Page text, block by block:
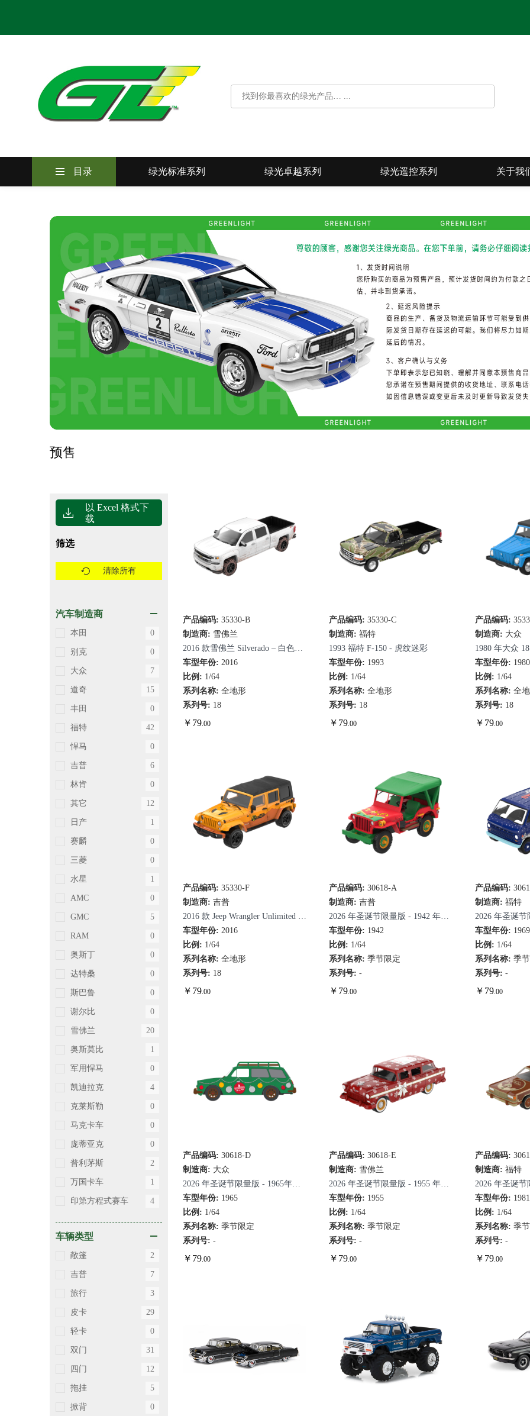
目录
绿光标准系列 绿光卓越系列 绿光遥控系列
绿光标准系列 绿光卓越系列 绿光遥控系列 关于我
预售
以 Excel 格式下
载
筛选
清除所有
汽车制造商
本田 0
别克 0
大众 7
道奇 15
丰田 0
福特 42
悍马 0
吉普 6
林肯 0
其它 12
日产 1
赛麟 0
三菱 0
水星 1
AMC 0
GMC 5
RAM 0
奥斯丁 0
达特桑 0
斯巴鲁 0
谢尔比 0
雪佛兰 20
奥斯莫比 1
军用悍马 0
凯迪拉克 4
克莱斯勒 0
马克卡车 0
庞蒂亚克 0
普利茅斯 2
万国卡车 1
印第方程式赛车 4
车辆类型
敞篷 2
吉普 7
旅行 3
皮卡 29
轻卡 0
双门 31
四门 12
拖挂 5
掀背 0
快速查看
产品编码: 35330-B
制造商: 雪佛兰
2016 款雪佛兰 Silverado – 白色
（做旧）
车型年份: 2016
比例: 1/64
系列名称: 全地形
系列号: 18
￥ 79.00
快速查看
产品编码:35330-C
制造商:福特
1993 福特 F-150 - 虎纹迷彩
车型年份: 1993
比例: 1/64
系列名称:全地形
系列号: 18
￥ 79.00
产品编码:
制造商: 大众
1980 年大众
敞篷，车窗已
车型年份: 1980
比例: 1/64
系列名称:全
系列号: 18
￥ 79.00
快速查看
产品编码: 35330-F
制造商: 吉普
2016 款 Jeep Wrangler Unlimited –
Bestop（全新软顶模具）
车型年份: 2016
比例: 1/64
系列名称: 全地形
系列号: 18
￥ 79.00
快速查看
产品编码:30618-A
制造商:吉普
2026 年圣诞节限量版 - 1942 年威
利斯 MB 吉普车
车型年份: 1942
比例: 1/64
系列名称:季节限定
系列号:-
￥ 79 .00
产品编码:
制造商:福特
2026 年圣诞
特 Club Wagon
车型年份: 1969
比例: 1/64
系列名称:季
系列号:-
￥ 79 .00
快速查看
产品编码: 30618-D
制造商: 大众
2026 年圣诞节限量版 - 1965年大
众Type 3方背车，带车顶行李架
车型年份: 1965
比例: 1/64
系列名称: 季节限定
系列号: -
￥ 79.00
快速查看
产品编码:30618-E
制造商: 雪佛兰
2026 年圣诞节限量版 - 1955 年雪
佛兰 Two-Ten Townsman
车型年份: 1955
比例: 1/64
系列名称:季节限定
系列号:-
￥ 79.00
产品编码:
制造商:福特
2026 年圣诞
特LTD
车型年份: 1981
比例: 1/64
系列名称:季
系列号:-
￥ 79.00